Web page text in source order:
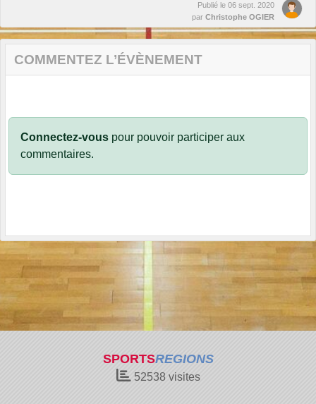
Publié le 06 sept. 2020
par Christophe OGIER
COMMENTEZ L’ÉVÈNEMENT
Connectez-vous pour pouvoir participer aux
commentaires.
SPORTSREGIONS
52538visites